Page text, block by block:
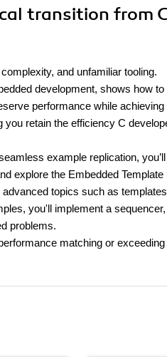
transition from
and unfamiliar tooling.
development, shows how to
performance while achieving
you retain the efficiency C
example replication, you’ll
explore the Embedded Template
topics such as
you'll implement a
problems.
matching or